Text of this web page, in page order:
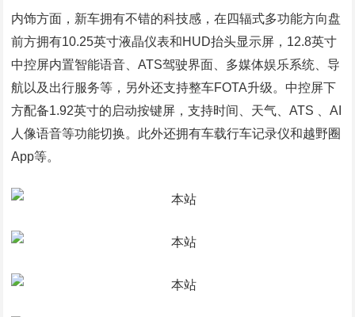
内饰方面，新车拥有不错的科技感，在四辐式多功能方向盘
前方拥有10.25英寸液晶仪表和HUD抬头显示屏，12.8英寸
中控屏内置智能语音、ATS驾驶界面、多媒体娱乐系统、导
航以及出行服务等，另外还支持整车FOTA升级。中控屏下
方配备1.92英寸的启动按键屏，支持时间、天气、ATS 、AI
人像语音等功能切换。此外还拥有车载行车记录仪和越野圈
App等。